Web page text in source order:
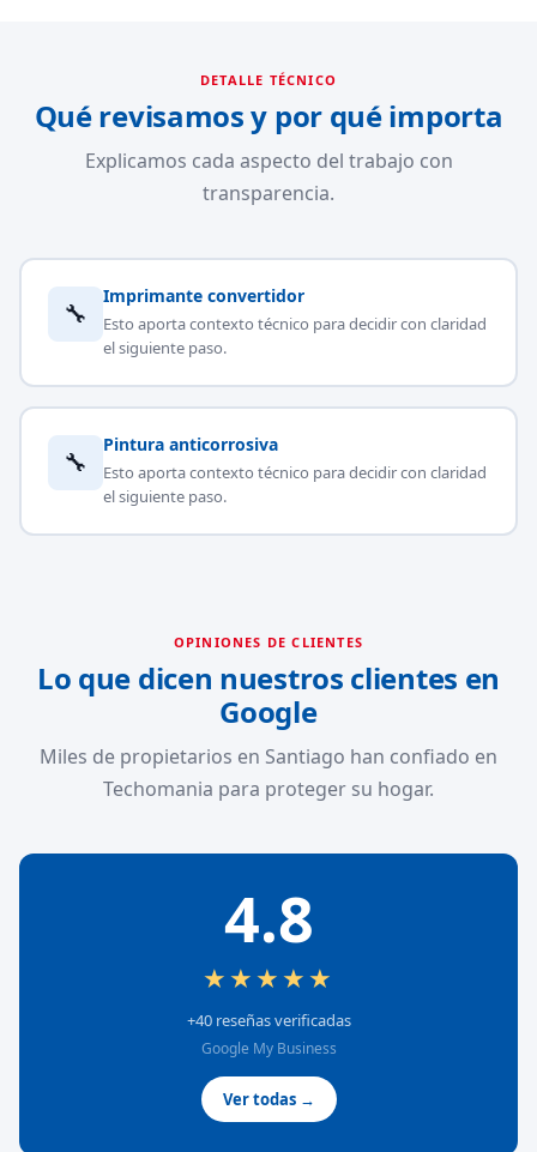
DETALLE TÉCNICO
Qué revisamos y por qué importa
Explicamos cada aspecto del trabajo con
transparencia.
🔧
Imprimante convertidor
Esto aporta contexto técnico para decidir con claridad
el siguiente paso.
🔧
Pintura anticorrosiva
Esto aporta contexto técnico para decidir con claridad
el siguiente paso.
OPINIONES DE CLIENTES
Lo que dicen nuestros clientes en
Google
Miles de propietarios en Santiago han confiado en
Techomania para proteger su hogar.
4.8
★★★★★
+40 reseñas verificadas
Google My Business
Ver todas →